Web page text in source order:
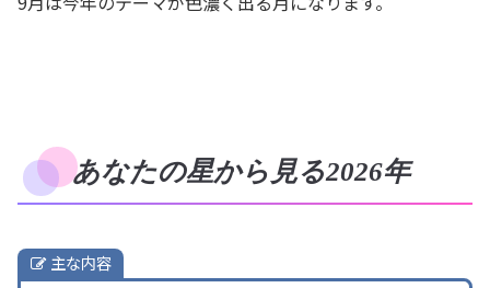
あなたの星から見る2026年
主な内容